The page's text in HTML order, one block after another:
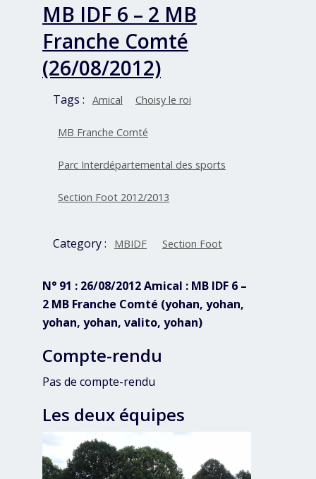
MB IDF 6 – 2 MB
Franche Comté
(26/08/2012)
Tags : Amical Choisy le roi
MB Franche Comté
Parc Interdépartemental des sports
Section Foot 2012/2013
Category : MBIDF Section Foot
N° 91 : 26/08/2012 Amical : MB IDF 6 –
2 MB Franche Comté (yohan, yohan,
yohan, yohan, valito, yohan)
Compte-rendu
Pas de compte-rendu
Les deux équipes